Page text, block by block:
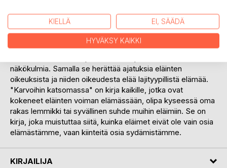
yhteiseen matkaan, jossa eläimet tarjoavat paitsi rakkautta
myös voimaa ja turvaa.
Teos ei kuitenkaan rajoitu pelkästään eläinten omistajiin,
vaan sen sivuilla pääsevät ääneen myös asiantuntijat, jotka
näkökulmia. Samalla se herättää ajatuksia eläinten
oikeuksista ja niiden oikeudesta elää lajityypillistä elämää.
"Karvoihin katsomassa" on kirja kaikille, jotka ovat
kokeneet eläinten voiman elämässään, olipa kyseessä oma
rakas lemmikki tai syvällinen suhde muihin eläimiin. Se on
kirja, joka muistuttaa siitä, kuinka eläimet eivät ole vain osia
elämästämme, vaan kiinteitä osia sydämistämme.
KIRJAILIJA
KIELLÄ EI, SÄÄDÄ
HYVÄKSY KAIKKI